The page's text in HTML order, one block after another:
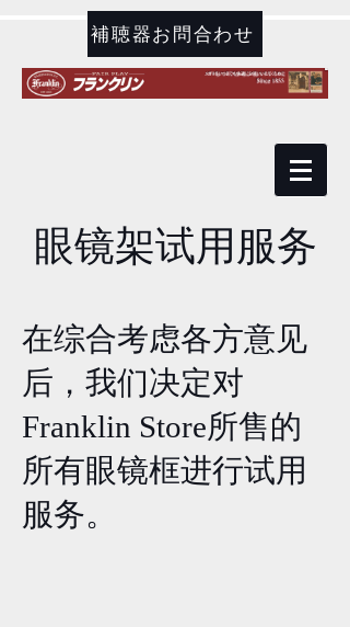
補聴器お問合わせ
​眼镜架试用服务
在综合考虑各方意见
后，我们决定对
Franklin Store所售的
所有眼镜框进行试用
服务。